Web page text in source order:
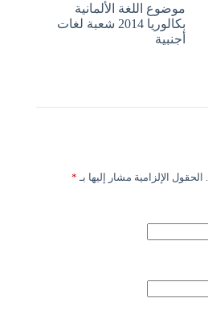
موضوع اللغة الألمانية
بكالوريا 2014 شعبة لغات
أجنبية
الحقول الإلزامية مشار إليها بـ *